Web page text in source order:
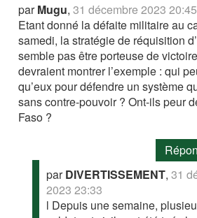
parMugu,31 décembre 2023 20:45
Etant donné la défaite militaire au
samedi, la stratégie de réquisition
semble pas être porteuse de
devraient montrer l’exemple : qui
qu’eux pour défendre un système
sans contre-pouvoir ? Ont-ils peur
Faso ?
parDIVERTISSEMENT,31
2023 23:33
l Depuis une semaine,